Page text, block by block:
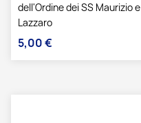
dell'Ordine dei SS Maurizio e
Lazzaro
Prezzo
5,00 €